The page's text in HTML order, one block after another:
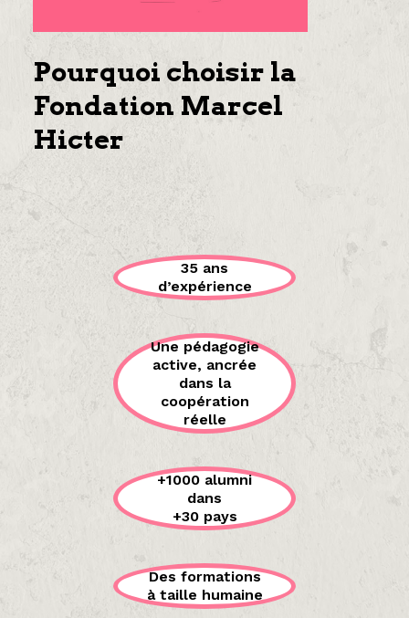
Pourquoi choisir la
Fondation Marcel
Hicter
35 ans
d’expérience
Une pédagogie
active, ancrée
dans la
coopération
réelle
+1000 alumni
dans
+30 pays
Des formations
à taille humaine